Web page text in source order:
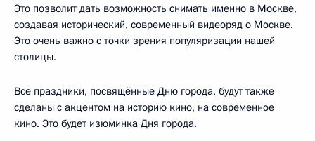
Это позволит дать возможность снимать именно в Москве,
создавая исторический, современный видеоряд о Москве.
Это очень важно с точки зрения популяризации нашей
столицы.
Все праздники, посвящённые Дню города, будут также
сделаны с акцентом на историю кино, на современное
кино. Это будет изюминка Дня города.